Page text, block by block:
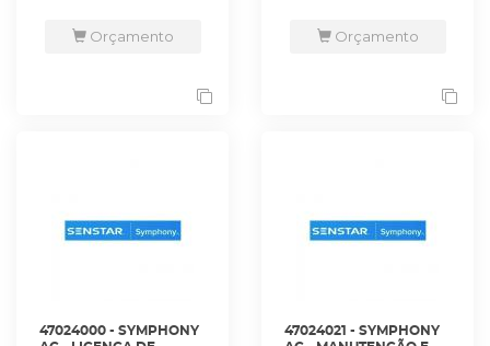
SENSTAROrçamento Orçamento
47024000 - SYMPHONY
47024021 - SYMPHONY